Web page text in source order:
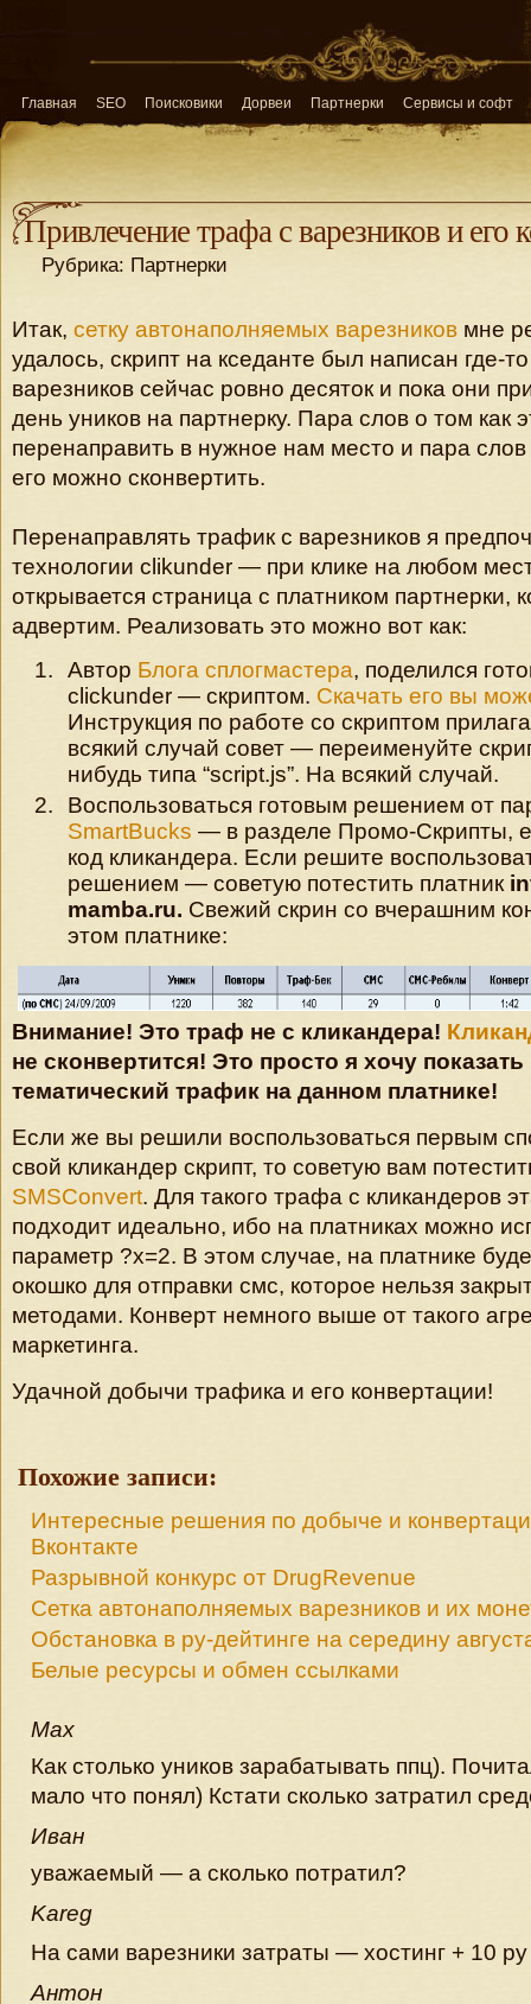
Главная SEO Поисковики Дорвеи Партнерки Сервисы и софт
Привлечение трафа с варезников и его
Рубрика: Партнерки
Итак, сетку автонаполняемых варезников мне
удалось, скрипт на кседанте был написан где-
варезников сейчас ровно десяток и пока они
день уников на партнерку. Пара слов о том как
перенаправить в нужное нам место и пара слов
его можно сконвертить.
Перенаправлять трафик с варезников я
технологии clikunder — при клике на любом
открывается страница с платником партнерки,
адвертим. Реализовать это можно вот как:
Автор Блога сплогмастера, поделился
clickunder — скриптом. Скачать его вы
Инструкция по работе со скриптом
всякий случай совет — переименуйте
нибудь типа “script.js”. На всякий случай.
Воспользоваться готовым решением от
SmartBucks — в разделе Промо-Скрипты,
код кликандера. Если решите
решением — советую потестить платник
mamba.ru. Свежий скрин со вчерашним
этом платнике:
Внимание! Это траф не с кликандера!
не сконвертится! Это просто я хочу показать
тематический трафик на данном платнике!
Если же вы решили воспользоваться первым
свой кликандер скрипт, то советую вам
SMSConvert. Для такого трафа с кликандеров
подходит идеально, ибо на платниках можно
параметр ?x=2. В этом случае, на платнике
окошко для отправки смс, которое нельзя
методами. Конверт немного выше от такого
маркетинга.
Удачной добычи трафика и его конвертации!
Похожие записи:
Интересные решения по добыче и
Вконтакте
Разрывной конкурс от DrugRevenue
Сетка автонаполняемых варезников и их
Обстановка в ру-дейтинге на середину
Белые ресурсы и обмен ссылками
Max
Как столько уников зарабатывать ппц).
мало что понял) Кстати сколько затратил
Иван
уважаемый — а сколько потратил?
Kareg
На сами варезники затраты — хостинг + 10
Антон